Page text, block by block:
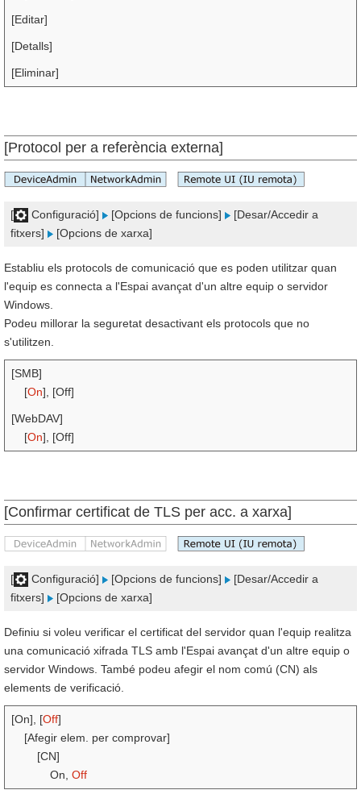
[Editar]
[Detalls]
[Eliminar]
[Protocol per a referència externa]
[ Configuració] [Opcions de funcions]
[Desar/Accedir a
fitxers]
[Opcions de xarxa]
Establiu els protocols de comunicació que es poden utilitzar quan
l'equip es connecta a l'Espai avançat d'un altre equip o servidor
Windows.
Podeu millorar la seguretat desactivant els protocols que no
s'utilitzen.
[SMB]
[On], [Off]
[WebDAV]
[On], [Off]
[Confirmar certificat de TLS per acc. a xarxa]
[ Configuració] [Opcions de funcions]
[Desar/Accedir a
fitxers]
[Opcions de xarxa]
Definiu si voleu verificar el certificat del servidor quan l'equip realitza
una comunicació xifrada TLS amb l'Espai avançat d'un altre equip o
servidor Windows. També podeu afegir el nom comú (CN) als
elements de verificació.
[On], [Off]
[Afegir elem. per comprovar]
[CN]
On, Off